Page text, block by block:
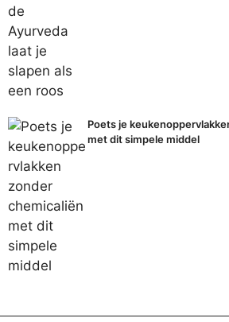
Poets je
met dit simpele middel